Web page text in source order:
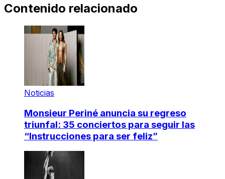
Contenido relacionado
Noticias
Monsieur Periné anuncia su regreso
triunfal: 35 conciertos para seguir las
“Instrucciones para ser feliz”